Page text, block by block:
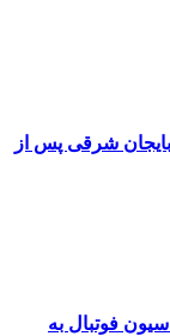
شرقی پس از
فوتبال به